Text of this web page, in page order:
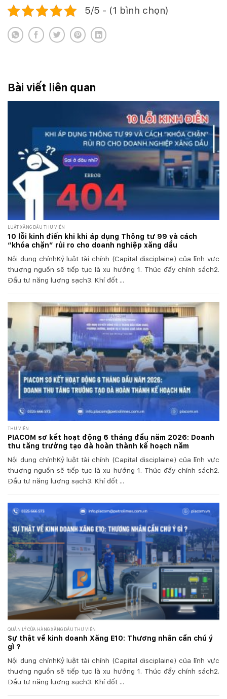
5/5 - (1 bình chọn)
Bài viết liên quan
LUẬT XĂNG DẦU THƯ VIỆN
10 lỗi kinh điển khi khi áp dụng Thông tư 99 và cách
“khóa chặn” rủi ro cho doanh nghiệp xăng dầu
Nội dung chínhKỷ luật tài chính (Capital disciplaine) của lĩnh vực
thượng nguồn sẽ tiếp tục là xu hướng 1. Thúc đẩy chính sách2.
Đầu tư năng lượng sạch3. Khí đốt ...
THƯ VIỆN
PIACOM sơ kết hoạt động 6 tháng đầu năm 2026: Doanh
thu tăng trưởng tạo đà hoàn thành kế hoạch năm
Nội dung chínhKỷ luật tài chính (Capital disciplaine) của lĩnh vực
thượng nguồn sẽ tiếp tục là xu hướng 1. Thúc đẩy chính sách2.
Đầu tư năng lượng sạch3. Khí đốt ...
QUẢN LÝ CỬA HÀNG XĂNG DẦU THƯ VIỆN
Sự thật về kinh doanh Xăng E10: Thương nhân cần chú ý
gì ?
Nội dung chínhKỷ luật tài chính (Capital disciplaine) của lĩnh vực
thượng nguồn sẽ tiếp tục là xu hướng 1. Thúc đẩy chính sách2.
Đầu tư năng lượng sạch3. Khí đốt ...